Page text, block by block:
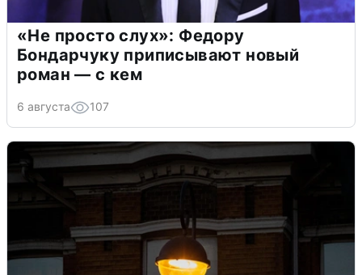
«Не просто слух»: Федору
Бондарчуку приписывают новый
роман — с кем
6 августа 107